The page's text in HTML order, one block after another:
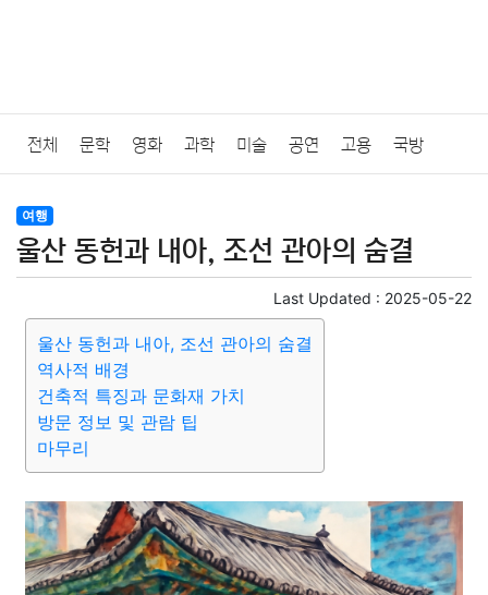
전체 문학 영화 과학 미술 공연 고용 국방
법률
질병 가요 방송 일상 주식 암호화폐 블록체인
결혼 육아 반려동물 패션 미용 증권
요리 상품리뷰 원예 금융
대출 자동차
종교 사회 정치 건강 의료 의학 경제 마케팅
부동산 외국어 교육 교통 생활 기타
여행
울산 동헌과 내아, 조선 관아의 숨결
Last Updated : 2025-05-22
울산 동헌과 내아, 조선 관아의 숨결
역사적 배경
건축적 특징과 문화재 가치
방문 정보 및 관람 팁
마무리